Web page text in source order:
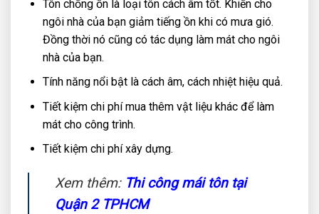
Tôn chống ồn là loại tôn cách âm tốt. Khiến cho
ngôi nhà của bạn giảm tiếng ồn khi có mưa gió.
Đồng thời nó cũng có tác dụng làm mát cho ngôi
nhà của bạn.
Tính năng nổi bật là cách âm, cách nhiệt hiệu quả.
Tiết kiệm chi phí mua thêm vật liệu khác để làm
mát cho công trình.
Tiết kiệm chi phí xây dựng.
Xem thêm: Thi công mái tôn tại
Quận 2 TPHCM